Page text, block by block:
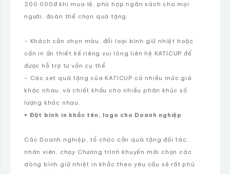
200.000đ khi mua lẻ, phù hợp ngân sách cho mọi
người, đoàn thể chọn quà tặng.
- Khách cần chọn màu, đổi loại bình giữ nhiệt hoặc
cần in ấn thiết kế riêng vui lòng liên hệ KATICUP để
được hỗ trợ tư vấn cụ thể
- Các set quà tặng của KATICUP có nhiều mức giá
khác nhau, và chiết khấu cho nhiều phân khúc số
lượng khác nhau.
• Đặt bình in khắc tên, logo cho Doanh nghiệp
Các Doanh nghiệp, tổ chức cần quà tặng đối tác,
nhân viên, chạy Chương trình khuyến mãi chọn các
dòng bình giữ nhiệt in khắc theo yêu cầu sẽ rất phù